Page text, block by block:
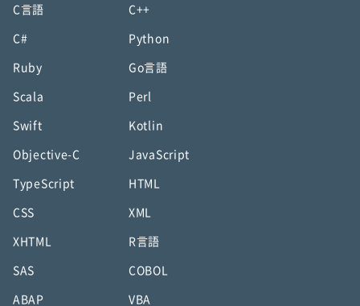
C言語 C++
C# Python
Ruby Go言語
Scala Perl
Swift Kotlin
Objective-C JavaScript
TypeScript HTML
CSS XML
XHTML R言語
SAS COBOL
ABAP VBA